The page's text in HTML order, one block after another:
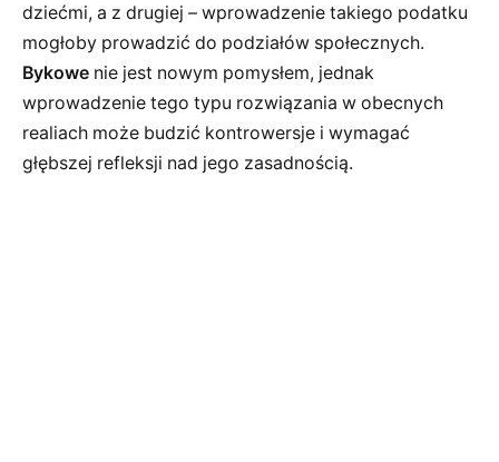
dziećmi, a z drugiej – wprowadzenie takiego podatku
mogłoby prowadzić do podziałów społecznych.
Bykowe nie jest nowym pomysłem, jednak
wprowadzenie tego typu rozwiązania w obecnych
realiach może budzić kontrowersje i wymagać
głębszej refleksji nad jego zasadnością.